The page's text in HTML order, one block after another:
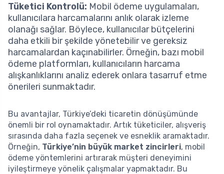
Tüketici Kontrolü: Mobil ödeme uygulamaları,
kullanıcılara harcamalarını anlık olarak izleme
olanağı sağlar. Böylece, kullanıcılar bütçelerini
daha etkili bir şekilde yönetebilir ve gereksiz
harcamalardan kaçınabilirler. Örneğin, bazı mobil
ödeme platformları, kullanıcıların harcama
alışkanlıklarını analiz ederek onlara tasarruf etme
önerileri sunmaktadır.
Bu avantajlar, Türkiye’deki ticaretin dönüşümünde
önemli bir rol oynamaktadır. Artık tüketiciler, alışveriş
sırasında daha fazla seçenek ve esneklik aramaktadır.
Örneğin, Türkiye’nin büyük market zincirleri, mobil
ödeme yöntemlerini artırarak müşteri deneyimini
iyileştirmeye yönelik çalışmalar yapmaktadır. Bu